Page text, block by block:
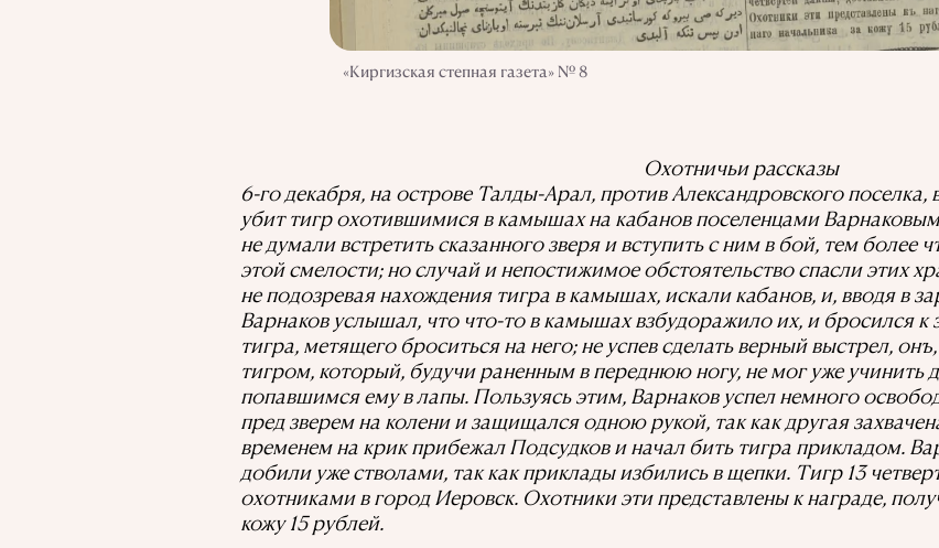
«Киргизская степная газета» № 8
Охотничьи рассказы
6-го декабря, на острове Талды-Арал, против Александровского поселка,
убит тигр охотившимися в камышах на кабанов поселенцами
не думали встретить сказанного зверя и вступить с ним в бой, тем более
этой смелости; но случай и непостижимое обстоятельство спасли этих
не подозревая нахождения тигра в камышах, искали кабанов, и, вводя в
Варнаков услышал, что что-то в камышах взбудоражило их, и бросился к
тигра, метящего броситься на него; не успев сделать верный выстрел,
тигром, который, будучи раненным в переднюю ногу, не мог уже учинить
попавшимся ему в лапы. Пользуясь этим, Варнаков успел немного
пред зверем на колени и защищался одною рукой, так как другая
временем на крик прибежал Подсудков и начал бить тигра прикладом.
добили уже стволами, так как приклады избились в щепки. Тигр 13
охотниками в город Иеровск. Охотники эти представлены к награде,
кожу 15 рублей.